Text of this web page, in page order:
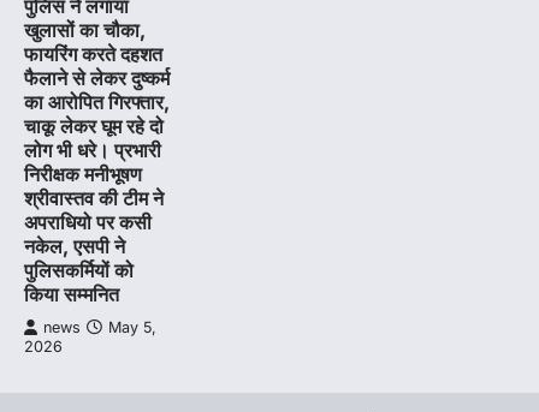
पुलिस ने लगाया
खुलासों का चौका,
फायरिंग करते दहशत
फैलाने से लेकर दुष्कर्म
का आरोपित गिरफ्तार,
चाकू लेकर घूम रहे दो
लोग भी धरे। प्रभारी
निरीक्षक मनीभूषण
श्रीवास्तव की टीम ने
अपराधियो पर कसी
नकेल, एसपी ने
पुलिसकर्मियों को
किया सम्मनित
news
May 5,
2026